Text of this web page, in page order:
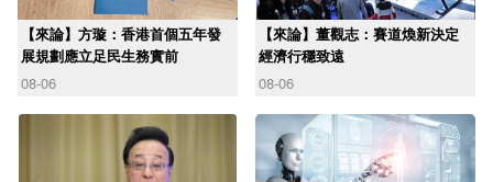
【來論】方璇：香港首個五年發
展規劃應立足民生務實前
08-06
【來論】董觀志：賽道煥新決定
經濟行穩致遠
08-06